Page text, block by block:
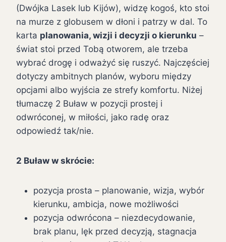
(Dwójka Lasek lub Kijów), widzę kogoś, kto stoi
na murze z globusem w dłoni i patrzy w dal. To
karta planowania, wizji i decyzji o kierunku –
świat stoi przed Tobą otworem, ale trzeba
wybrać drogę i odważyć się ruszyć. Najczęściej
dotyczy ambitnych planów, wyboru między
opcjami albo wyjścia ze strefy komfortu. Niżej
tłumaczę 2 Buław w pozycji prostej i
odwróconej, w miłości, jako radę oraz
odpowiedź tak/nie.
2 Buław w skrócie:
pozycja prosta – planowanie, wizja, wybór
kierunku, ambicja, nowe możliwości
pozycja odwrócona – niezdecydowanie,
brak planu, lęk przed decyzją, stagnacja